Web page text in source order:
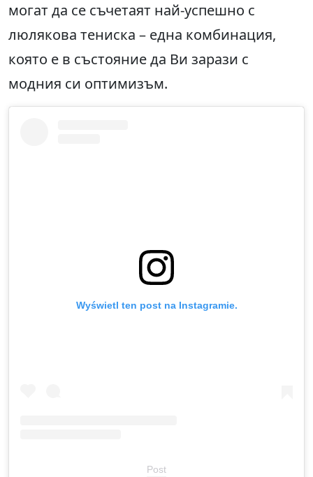
могат да се съчетаят най-успешно с
люлякова тениска – една комбинация,
която е в състояние да Ви зарази с
модния си оптимизъм.
Wyświetl ten post na Instagramie.
Post